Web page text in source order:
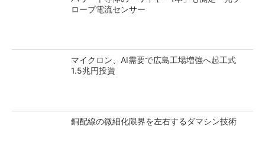
ローブ電流センサー
マイクロン、AI需要で広島工場増強へ起工式
1.5兆円投資
銅配線の微細化限界を左右するダマシン技術